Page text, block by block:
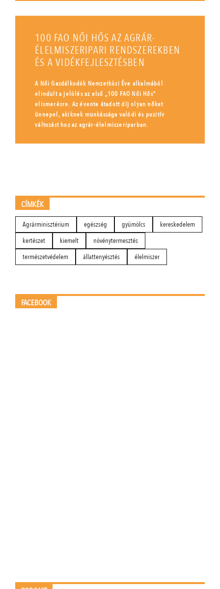
100 FAO NŐI HŐS AZ AGRÁR-
ÉLELMISZERIPARI RENDSZEREKBEN
ÉS A VIDÉKFEJLESZTÉSBEN
A Női Gazdálkodók Nemzetközi Éve alkalmából
elindult a jelölés az első „100 FAO Női Hős”
elismerésre. Az évente átadott díj olyan nőket
ünnepel, akiknek munkássága valódi és pozitív
változást hoz az agrár-élelmiszeriparban.
CÍMKÉK
Agrárminisztérium egészség gyümölcs
kereskedelem
kertészet
kiemelt
növénytermesztés
természetvédelem
állattenyésztés élelmiszer
FACEBOOK